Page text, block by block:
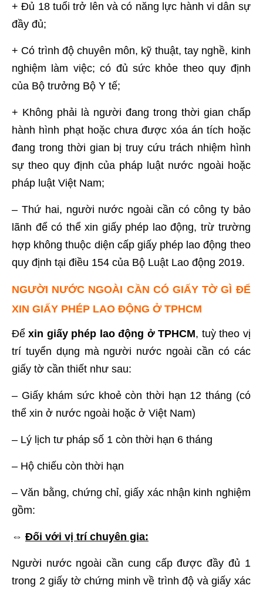
+ Đủ 18 tuổi trở lên và có năng lực hành vi dân sự
đầy đủ;
+ Có trình độ chuyên môn, kỹ thuật, tay nghề, kinh
nghiệm làm việc; có đủ sức khỏe theo quy định
của Bộ trưởng Bộ Y tế;
+ Không phải là người đang trong thời gian chấp
hành hình phạt hoặc chưa được xóa án tích hoặc
đang trong thời gian bị truy cứu trách nhiệm hình
sự theo quy định của pháp luật nước ngoài hoặc
pháp luật Việt Nam;
– Thứ hai, người nước ngoài cần có công ty bảo
lãnh để có thể xin giấy phép lao động, trừ trường
hợp không thuộc diện cấp giấy phép lao động theo
quy định tại điều 154 của Bộ Luật Lao động 2019.
NGƯỜI NƯỚC NGOÀI CẦN CÓ GIẤY TỜ GÌ ĐỂ
XIN GIẤY PHÉP LAO ĐỘNG Ở TPHCM
Đểxin giấy phép lao động ở TPHCM, tuỳ theo vị
trí tuyển dụng mà người nước ngoài cần có các
giấy tờ cần thiết như sau:
– Giấy khám sức khoẻ còn thời hạn 12 tháng (có
thể xin ở nước ngoài hoặc ở Việt Nam)
– Lý lịch tư pháp số 1 còn thời hạn 6 tháng
– Hộ chiếu còn thời hạn
– Văn bằng, chứng chỉ, giấy xác nhận kinh nghiệm
gồm:
⇔ Đối với vị trí chuyên gia:
Người nước ngoài cần cung cấp được đầy đủ 1
trong 2 giấy tờ chứng minh về trình độ và giấy xác